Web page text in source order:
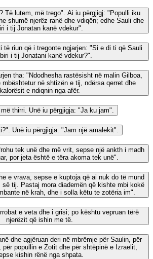
Të lutem, më trego". Ai iu përgjigj: "Populli iku
shumë njerëz ranë dhe vdiqën; edhe Sauli dhe
i tij Jonatan kanë vdekur".
të riun që i tregonte ngjarjen: "Si e di ti që Sauli
i tij Jonatani kanë vdekur?".
tha: "Ndodhesha rastësisht në malin Gilboa,
mbështetur në shtizën e tij, ndërsa qerret dhe
kalorësit e ndiqnin nga afër.
thirri. Unë iu përgjigja: "Ja ku jam".
Unë iu përgjigja: "Jam një amalekit".
tek unë dhe më vrit, sepse një ankth i madh
por jeta është e tëra akoma tek unë".
e vrava, sepse e kuptoja që ai nuk do të mund
së tij. Pastaj mora diademën që kishte mbi kokë
në krah, dhe i solla këtu te zotëria im".
e veta dhe i grisi; po kështu vepruan tërë
njerëzit që ishin me të.
dhe agjëruan deri në mbrëmje për Saulin, për
popullin e Zotit dhe për shtëpinë e Izraelit,
kishin rënë nga shpata.